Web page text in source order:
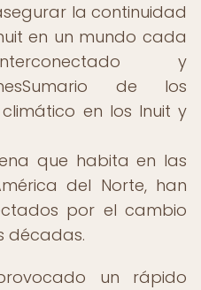
la continuidad
en un mundo cada
y
de los
en los Inuit y
que habita en las
del Norte, han
por el cambio
décadas.
un rápido